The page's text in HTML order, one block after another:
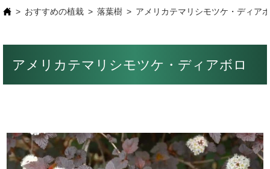
おすすめの植栽 落葉樹 アメリカテマリシモツケ・ディア
アメリカテマリシモツケ・ディアボロ